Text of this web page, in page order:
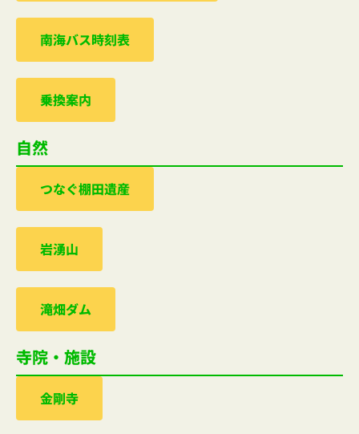
南海バス時刻表
乗換案内
自然
つなぐ棚田遺産
岩湧山
滝畑ダム
寺院・施設
金剛寺